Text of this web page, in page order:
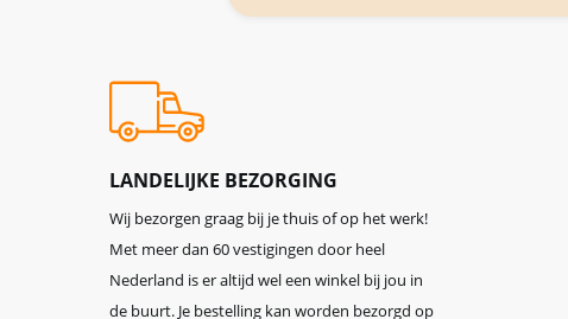
LANDELIJKE BEZORGING
Wij bezorgen graag bij je thuis of op het werk!
Met meer dan 60 vestigingen door heel
Nederland is er altijd wel een winkel bij jou in
de buurt. Je bestelling kan worden bezorgd op